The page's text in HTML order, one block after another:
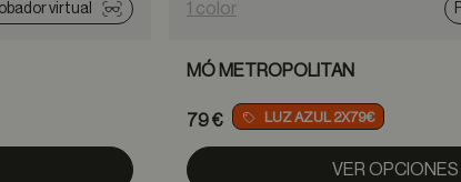
virtual 1 color
MÓ METROPOLITAN
79 € LUZ AZUL 2X79€
VER OPCIONES